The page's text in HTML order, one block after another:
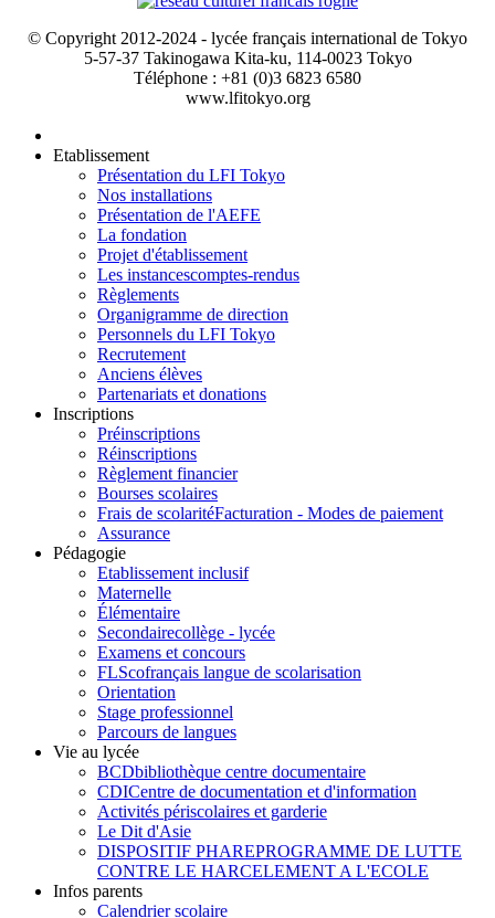
© Copyright 2012-2024 - lycée français international de Tokyo
5-57-37 Takinogawa Kita-ku, 114-0023 Tokyo
Téléphone : +81 (0)3 6823 6580
www.lfitokyo.org
Etablissement
Présentation du LFI Tokyo
Nos installations
Présentation de l'AEFE
La fondation
Projet d'établissement
Les instancescomptes-rendus
Règlements
Organigramme de direction
Personnels du LFI Tokyo
Recrutement
Anciens élèves
Partenariats et donations
Inscriptions
Préinscriptions
Réinscriptions
Règlement financier
Bourses scolaires
Frais de scolaritéFacturation - Modes de paiement
Assurance
Pédagogie
Etablissement inclusif
Maternelle
Élémentaire
Secondairecollège - lycée
Examens et concours
FLScofrançais langue de scolarisation
Orientation
Stage professionnel
Parcours de langues
Vie au lycée
BCDbibliothèque centre documentaire
CDICentre de documentation et d'information
Activités périscolaires et garderie
Le Dit d'Asie
DISPOSITIF PHAREPROGRAMME DE LUTTE
CONTRE LE HARCELEMENT A L'ECOLE
Infos parents
Calendrier scolaire